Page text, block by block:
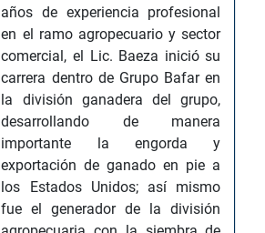
años de experiencia profesional
en el ramo agropecuario y sector
comercial, el Lic. Baeza inició su
carrera dentro de Grupo Bafar en
la división ganadera del grupo,
desarrollando de manera
importante la engorda y
exportación de ganado en pie a
los Estados Unidos; así mismo
fue el generador de la división